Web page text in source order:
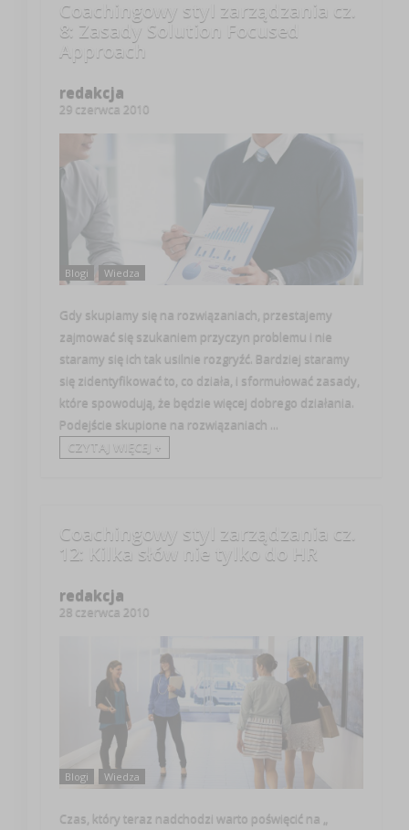
Coachingowy styl zarządzania cz.
8: Zasady Solution Focused
Approach
redakcja
29 czerwca 2010
Blogi Wiedza
Gdy skupiamy się na rozwiązaniach, przestajemy
zajmować się szukaniem przyczyn problemu i nie
staramy się ich tak usilnie rozgryźć. Bardziej staramy
się zidentyfikować to, co działa, i sformułować zasady,
które spowodują, że będzie więcej dobrego działania.
Podejście skupione na rozwiązaniach ...
CZYTAJ WIĘCEJ +
Coachingowy styl zarządzania cz.
12: Kilka słów nie tylko do HR
redakcja
28 czerwca 2010
Blogi Wiedza
Czas, który teraz nadchodzi warto poświęcić na „